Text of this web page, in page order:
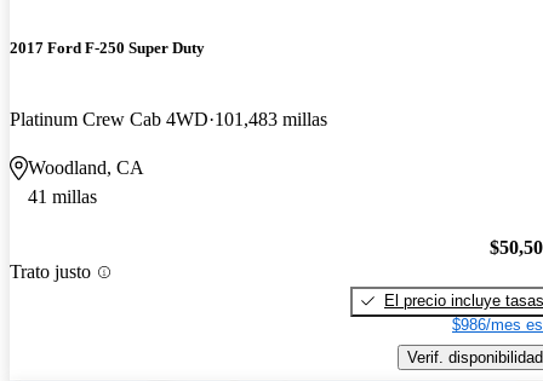
2017 Ford F-250 Super Duty
Platinum Crew Cab 4WD 101,483 millas
Woodland, CA
41 millas
Trato justo
El precio incluye tasas
$986/mes
Verif. disponibilidad